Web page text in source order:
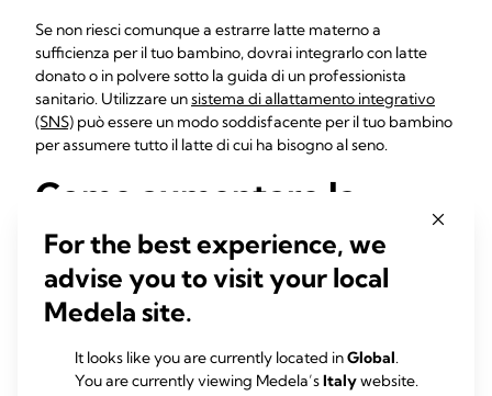
Se non riesci comunque a estrarre latte materno a
sufficienza per il tuo bambino, dovrai integrarlo con latte
donato o in polvere sotto la guida di un professionista
sanitario. Utilizzare unsistema di allattamento integrativo
(SNS) può essere un modo soddisfacente per il tuo bambino
per assumere tutto il latte di cui ha bisogno al seno.
Come aumentare la
produzione di latte con il
tiralatte
Per incoraggiare la produzione di latte nei primi cinque
giorni dopo il parto, puoi utilizzare un tiralatte elettrico
doppio con tecnologia di iniziazione, comeMedela
For the best experience, we
advise you to visit your local
Medela site.
It looks like you are currently located inGlobal.
You are currently viewing Medela’sItalywebsite.